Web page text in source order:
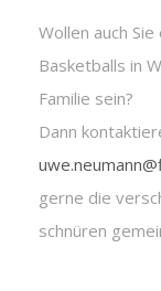
Wollen auch
Basketballs in
Familie sein?
Dann
gerne die
schnüren